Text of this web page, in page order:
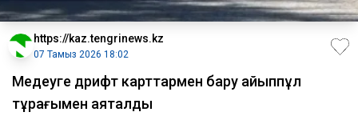
https://kaz.tengrinews.kz
07 Тамыз 2026 18:02
Медеуге дрифт карттармен бару айыппұл
тұрағымен аяқталды